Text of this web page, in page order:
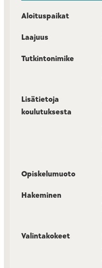
Aloituspaikat
Laajuus
Tutkintonimike
Lisätietoja
koulutuksesta
Opiskelumuoto
Hakeminen
Valintakokeet